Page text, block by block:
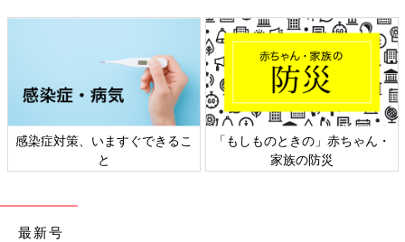
器具の収納アイデアをご紹介しました。動線や使いやすさを考え
ることで、収納場所も決まってきそうですね。ぜひ、取り入れて
みてください。
(文：まり)
●記事内容でご紹介している投稿、リンク先は、削除される場合
があります。あらかじめご了承ください。
●記事の内容は記載当時の情報であり、現在と異なる場合があり
ます。
感染症対策、いますぐできるこ
と
「もしものときの」赤ちゃん・
家族の防災
最新号